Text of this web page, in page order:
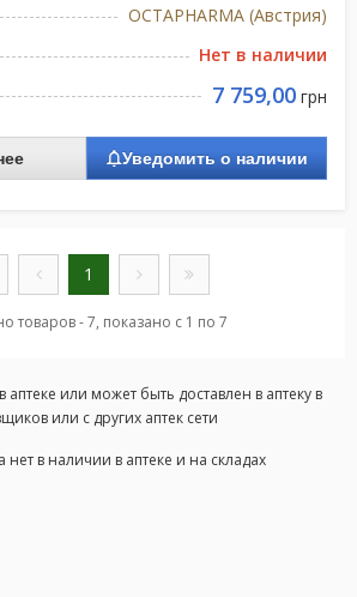
OCTAPHARMA (Австрия)
Нет в наличии
7 759,00 грн
Уведомить о наличии
1
товаров - 7, показано с 1 по 7
аптеке или может быть доставлен в аптеку в
или с других аптек сети
нет в наличии в аптеке и на складах